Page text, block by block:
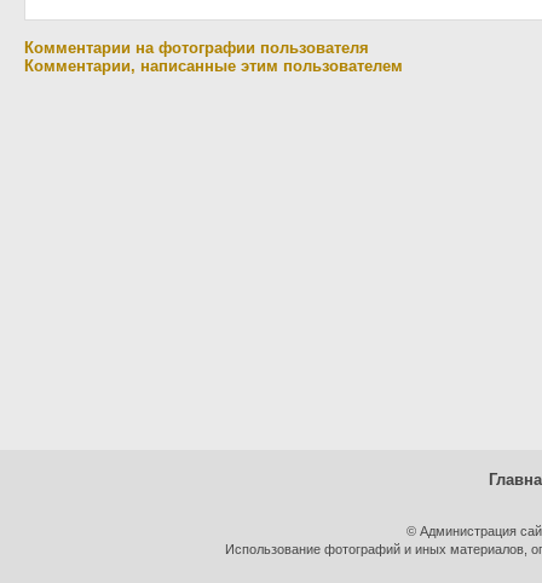
Комментарии на фотографии пользователя
Комментарии, написанные этим пользователем
© Администрация
Использование фотографий и иных материалов,